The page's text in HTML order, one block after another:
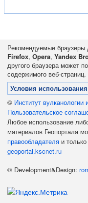
Рекомендуемые браузеры
Firefox, Opera, Yandex
другого браузера может
содержимого веб-страниц.
Условия
© Институт
Пользовательское
Любое использование
материалов Геопортала
правообладателя и
geoportal.kscnet.ru
© Development&Design: